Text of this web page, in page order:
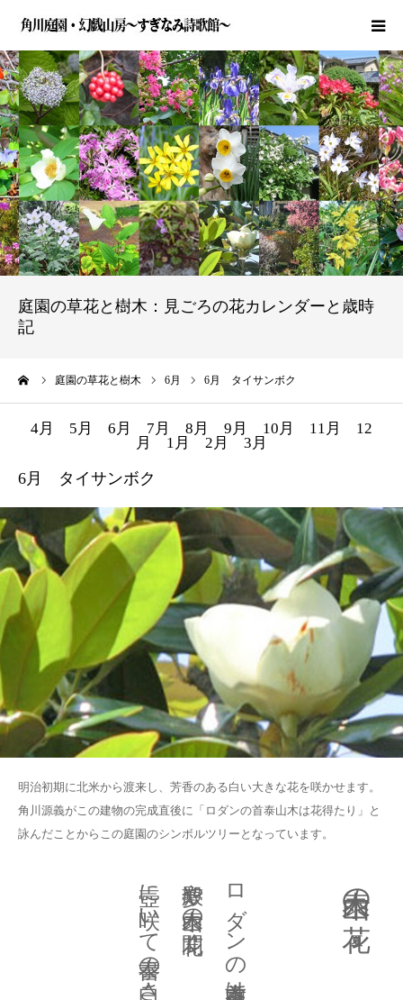
庭園の草花と樹木：見ごろの花カレンダーと歳時
記
庭園の草花と樹木 6月 6月 タイサンボク
4月 5月 6月 7月 8月 9月 10月 11月
12
月
1月 2月 3月
6月 タイサンボク
明治初期に北米から渡来し、芳香のある白い大きな花を咲かせます。
角川源義がこの建物の完成直後に「ロダンの首泰山木は花得たり」と
詠んだことからこの庭園のシンボルツリーとなっています。
泰山木の花
壺に咲いて泰書の白さ泰山木 渡辺水巴
HOME
近況とお知らせ
庭園の草花と樹木
詩歌の活動
お問い合わせ